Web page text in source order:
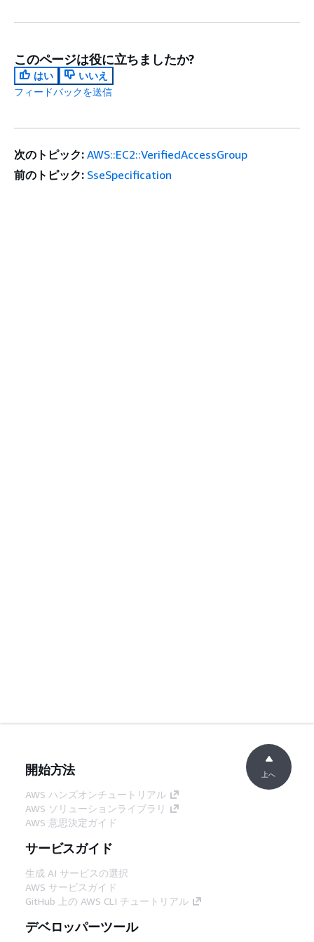
このページは役に立ちましたか?
はい
いいえ
フィードバックを送信
次のトピック: AWS::EC2::VerifiedAccessGroup
前のトピック: SseSpecification
開始方法
AWS ハンズオンチュートリアル
AWS ソリューションライブラリ
AWS 意思決定ガイド
サービスガイド
生成 AI サービスの選択
AWS サービスガイド
GitHub 上の AWS CLI チュートリアル
デベロッパーツール
上へ